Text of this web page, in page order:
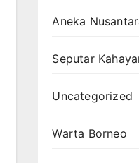
Aneka
Seputar
Uncategorized
Warta Borneo